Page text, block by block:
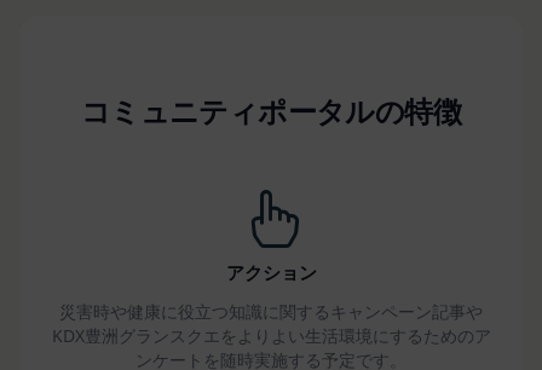
コミュニティポータルの特徴
アクション
災害時や健康に役立つ知識に関するキャンペーン記事や
KDX豊洲グランスクエをよりよい生活環境にするためのア
ンケートを随時実施する予定です。
その他、やむを得ずシステムの停止が必要と当社が
会員は、当社の事前の書面による承諾なくして、本
規約に基づく権利もしくは義務につき、第三者に対
し、譲渡、移転、担保設定、その他の処分をするこ
当社は本サービスにかかる事業を第三者に譲渡した
場合には、当該事業譲渡に伴い本規約に基づく権利